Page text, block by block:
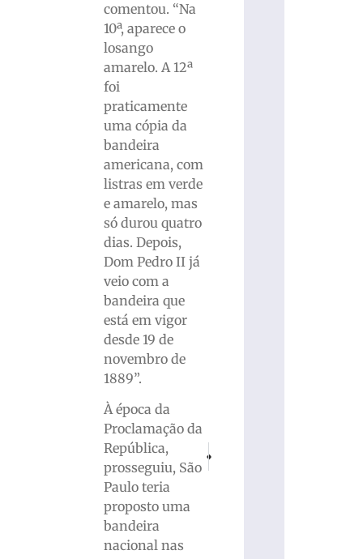
comentou. “Na
10ª, aparece o
losango
amarelo. A 12ª
foi
praticamente
uma cópia da
bandeira
americana, com
listras em verde
e amarelo, mas
só durou quatro
dias. Depois,
Dom Pedro II já
veio com a
bandeira que
está em vigor
desde 19 de
novembro de
1889”.
À época da
Proclamação da
República,
prosseguiu, São
Paulo teria
proposto uma
bandeira
nacional nas
Jean Pirola volta a falar sobre o